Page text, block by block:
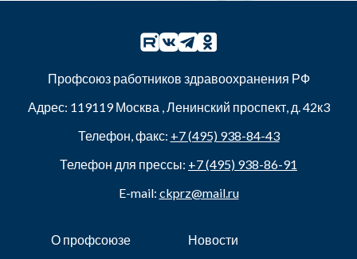
Профсоюз работников здравоохранения РФ
Адрес: 119119Москва ,Ленинский проспект, д. 42к3
Телефон, факс: +7 (495) 938-84-43
Телефон для прессы: +7 (495) 938-86-91
E-mail: ckprz@mail.ru
О профсоюзе Новости